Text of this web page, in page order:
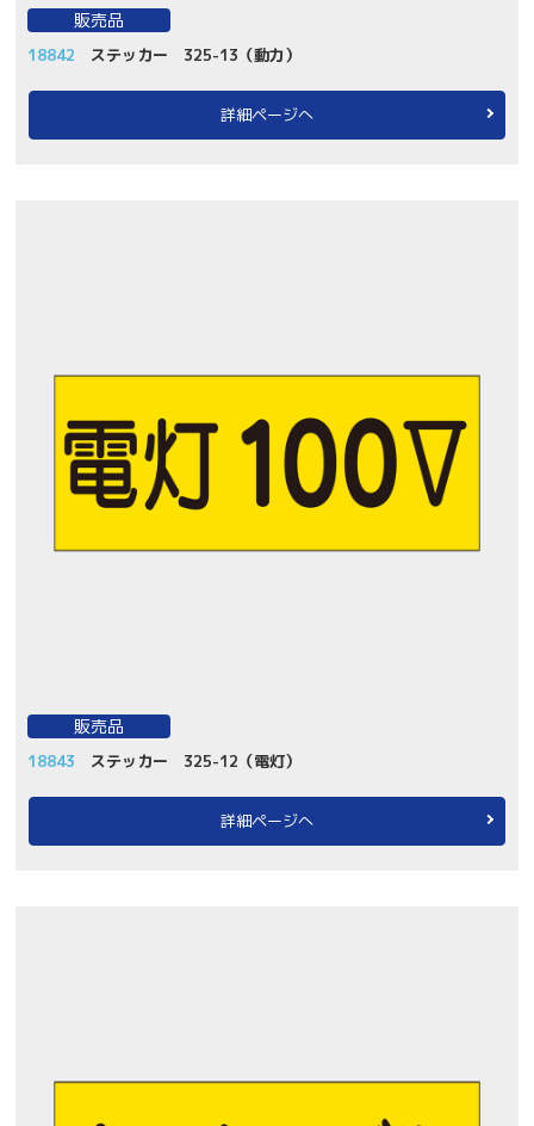
販売品
18842 ステッカー 325-13（動力）
詳細ページへ
販売品
18843 ステッカー 325-12（電灯）
詳細ページへ